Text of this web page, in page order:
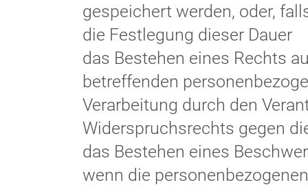
gespeichert werden, oder,
die Festlegung dieser Dauer
das Bestehen eines Rechts
betreffenden
Verarbeitung durch den
Widerspruchsrechts gegen
das Bestehen eines
wenn die